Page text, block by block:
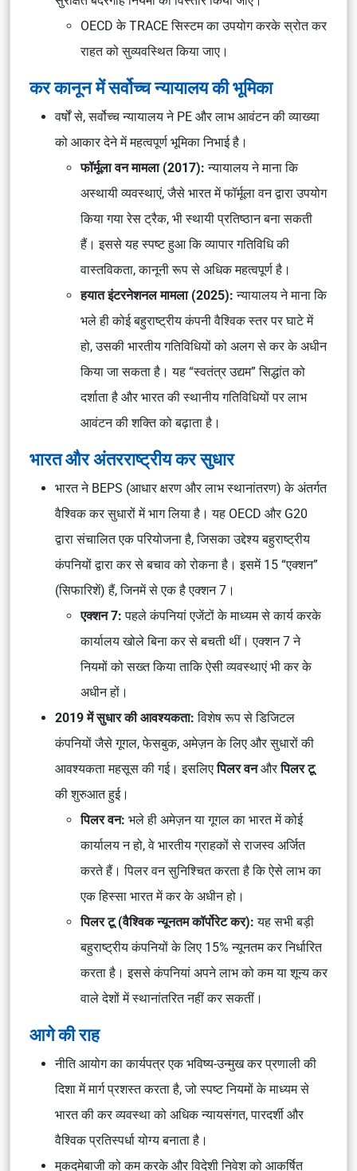
OECD के TRACE सिस्टम का उपयोग करके स्रोत कर
राहत को सुव्यवस्थित किया जाए।
कर कानून में सर्वोच्च न्यायालय की भूमिका
वर्षों से, सर्वोच्च न्यायालय ने PE और लाभ आवंटन की व्याख्या
को आकार देने में महत्वपूर्ण भूमिका निभाई है।
फॉर्मूला वन मामला (2017): न्यायालय ने माना कि
अस्थायी व्यवस्थाएं, जैसे भारत में फॉर्मूला वन द्वारा उपयोग
किया गया रेस ट्रैक, भी स्थायी प्रतिष्ठान बना सकती
हैं। इससे यह स्पष्ट हुआ कि व्यापार गतिविधि की
वास्तविकता, कानूनी रूप से अधिक महत्वपूर्ण है।
हयात इंटरनेशनल मामला (2025): न्यायालय ने माना कि
भले ही कोई बहुराष्ट्रीय कंपनी वैश्विक स्तर पर घाटे में
हो, उसकी भारतीय गतिविधियों को अलग से कर के अधीन
किया जा सकता है। यह “स्वतंत्र उद्यम” सिद्धांत को
दर्शाता है और भारत की स्थानीय गतिविधियों पर लाभ
आवंटन की शक्ति को बढ़ाता है।
भारत और अंतरराष्ट्रीय कर सुधार
भारत ने BEPS (आधार क्षरण और लाभ स्थानांतरण) के अंतर्गत
वैश्विक कर सुधारों में भाग लिया है। यह OECD और G20
द्वारा संचालित एक परियोजना है, जिसका उद्देश्य बहुराष्ट्रीय
कंपनियों द्वारा कर से बचाव को रोकना है। इसमें 15 “एक्शन”
(सिफारिशें) हैं, जिनमें से एक है एक्शन 7।
एक्शन 7: पहले कंपनियां एजेंटों के माध्यम से कार्य करके
कार्यालय खोले बिना कर से बचती थीं। एक्शन 7 ने
नियमों को सख्त किया ताकि ऐसी व्यवस्थाएं भी कर के
अधीन हों।
2019 में सुधार की आवश्यकता: विशेष रूप से डिजिटल
कंपनियों जैसे गूगल, फेसबुक, अमेज़न के लिए और सुधारों की
आवश्यकता महसूस की गई। इसलिएपिलर वनऔरपिलर टू
की शुरुआत हुई।
पिलर वन: भले ही अमेज़न या गूगल का भारत में कोई
कार्यालय न हो, वे भारतीय ग्राहकों से राजस्व अर्जित
करते हैं। पिलर वन सुनिश्चित करता है कि ऐसे लाभ का
एक हिस्सा भारत में कर के अधीन हो।
पिलर टू (वैश्विक न्यूनतम कॉर्पोरेट कर): यह सभी बड़ी
बहुराष्ट्रीय कंपनियों के लिए 15% न्यूनतम कर निर्धारित
करता है। इससे कंपनियां अपने लाभ को कम या शून्य कर
वाले देशों में स्थानांतरित नहीं कर सकतीं।
आगे की राह
नीति आयोग का कार्यपत्र एक भविष्य-उन्मुख कर प्रणाली की
दिशा में मार्ग प्रशस्त करता है, जो स्पष्ट नियमों के माध्यम से
भारत की कर व्यवस्था को अधिक न्यायसंगत, पारदर्शी और
वैश्विक प्रतिस्पर्धा योग्य बनाता है।
मुकदमेबाजी को कम करके और विदेशी निवेश को आकर्षित